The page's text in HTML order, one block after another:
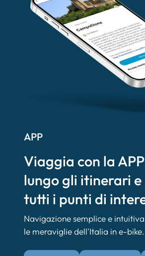
APP
Viaggia con la
lungo gli itinerari e
tutti i punti di
Navigazione semplice e
le meraviglie dell'Italia in e-bike.